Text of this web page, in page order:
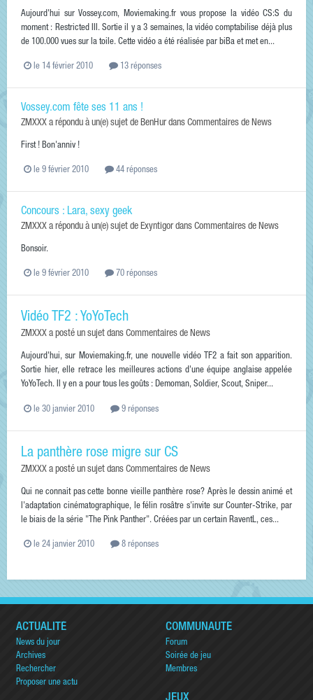
Aujourd'hui sur Vossey.com, Moviemaking.fr vous propose la vidéo CS:S du
moment : Restricted III. Sortie il y a 3 semaines, la vidéo comptabilise déjà plus
de 100.000 vues sur la toile. Cette vidéo a été réalisée par biBa et met en...
le 14 février 2010 13 réponses
Vossey.com fête ses 11 ans !
ZMXXX a répondu à un(e) sujet de BenHur dans Commentaires de News
First ! Bon'anniv !
le 9 février 2010 44 réponses
Concours : Lara, sexy geek
ZMXXX a répondu à un(e) sujet de Exyntigor dans Commentaires de News
Bonsoir.
le 9 février 2010 70 réponses
Vidéo TF2 : YoYoTech
ZMXXX a posté un sujet dans Commentaires de News
Aujourd'hui, sur Moviemaking.fr, une nouvelle vidéo TF2 a fait son apparition.
Sortie hier, elle retrace les meilleures actions d'une équipe anglaise appelée
YoYoTech. Il y en a pour tous les goûts : Demoman, Soldier, Scout, Sniper...
le 30 janvier 2010 9 réponses
La panthère rose migre sur CS
ZMXXX a posté un sujet dans Commentaires de News
Qui ne connait pas cette bonne vieille panthère rose? Après le dessin animé et
l'adaptation cinématographique, le félin rosâtre s'invite sur Counter-Strike, par
le biais de la série "The Pink Panther". Créées par un certain RaventL, ces...
le 24 janvier 2010 8 réponses
ACTUALITÉ
News du jour
Archives
Rechercher
Proposer une actu
COMMUNAUTÉ
Forum
Soirée de jeu
Membres